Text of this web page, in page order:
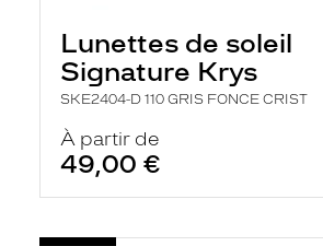
Lunettes de soleil
Signature Krys
SKE2404-D 110 GRIS FONCE CRIST
À partir de
49,00 €